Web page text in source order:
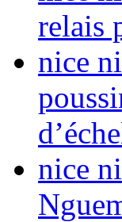
relais
nice
nice